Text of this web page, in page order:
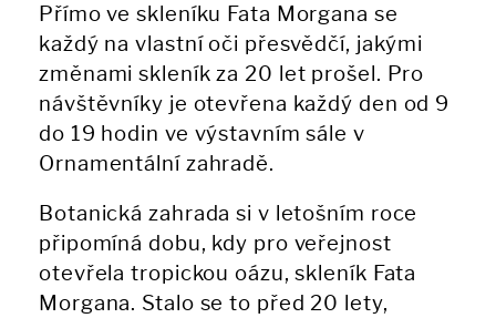
Přímo ve skleníku Fata Morgana se
každý na vlastní oči přesvědčí, jakými
změnami skleník za 20 let prošel. Pro
návštěvníky je otevřena každý den od 9
do 19 hodin ve výstavním sále v
Ornamentální zahradě.
Botanická zahrada si v letošním roce
připomíná dobu, kdy pro veřejnost
otevřela tropickou oázu, skleník Fata
Morgana. Stalo se to před 20 lety,